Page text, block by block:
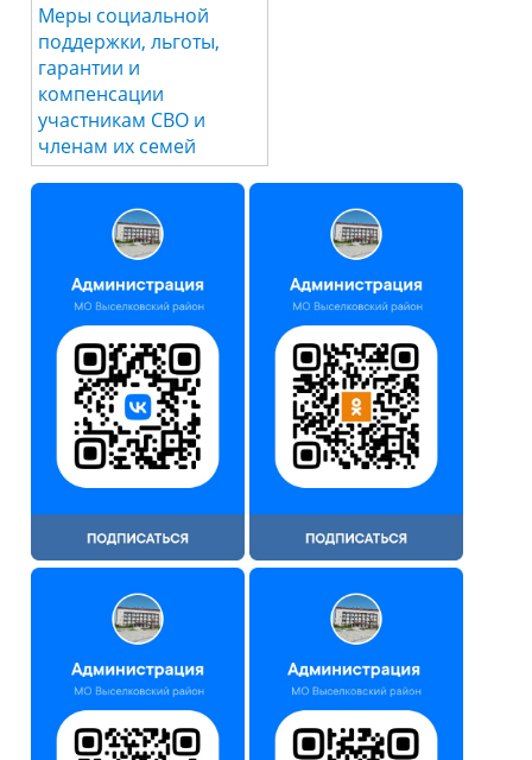
Меры социальной
поддержки, льготы,
гарантии и
компенсации
участникам СВО и
членам их семей